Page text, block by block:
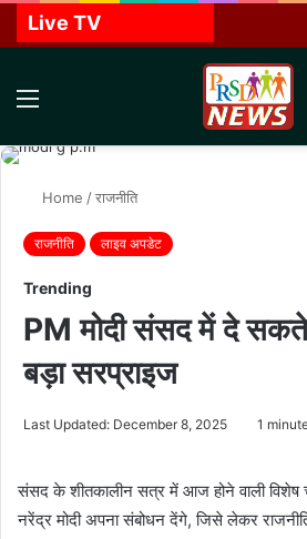
Live TV
Home /राजनीति
राजनीति लाइव अपडेट
Trending
PM मोदी संसद में दे सकते
बड़ा सरप्राइज
Last Updated: December 8, 2025 1
संसद के शीतकालीन सत्र में आज होने वाली विशेष
नरेंद्र मोदी अपना संबोधन देंगे, जिसे लेकर